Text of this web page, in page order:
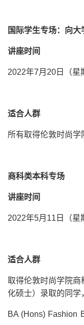
国际学生专场：向大
讲座时间
2022年7月20日（星
适合人群
所有取得伦敦时尚学
商科类本科专场
讲座时间
2022年5月11日（星
适合人群
取得伦敦时尚学院商
化硕士）录取的同学
BA (Hons) Fashion